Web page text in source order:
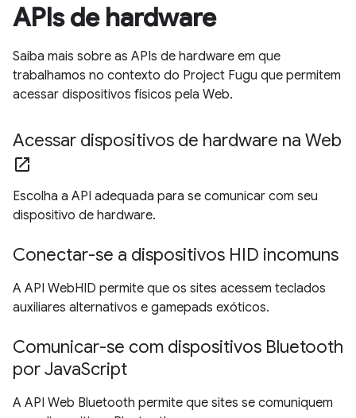
APIs de hardware
Saiba mais sobre as APIs de hardware em que
trabalhamos no contexto do Project Fugu que permitem
acessar dispositivos físicos pela Web.
Acessar dispositivos de hardware na Web
open_in_new
Escolha a API adequada para se comunicar com seu
dispositivo de hardware.
Conectar-se a dispositivos HID incomuns
A API WebHID permite que os sites acessem teclados
auxiliares alternativos e gamepads exóticos.
Comunicar-se com dispositivos Bluetooth
por JavaScript
A API Web Bluetooth permite que sites se comuniquem